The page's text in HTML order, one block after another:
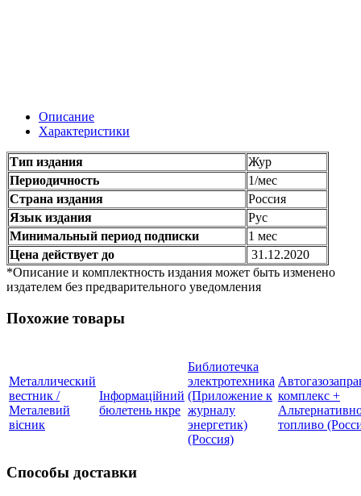
Описание
Характеристики
Тип издания
Жур
Периодичность
1/мес
Страна издания
Россия
Язык издания
Рус
Минимальный период подписки
1 мес
Цена действует до
31.12.2020
*Описание и комплектность издания может быть изменено
издателем без предварительного уведомления
Похожие товары
Металлический
вестник /
Металевий
вісник
Інформаційний
бюлетень нкре
Библиотечка
электротехника
(Приложение к
журналу
энергетик)
(Россия)
комплекс +
топливо
Способы доставки